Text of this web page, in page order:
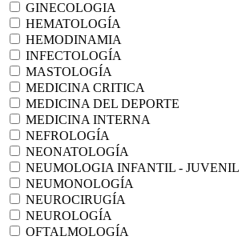
GINECOLOGIA
HEMATOLOGÍA
HEMODINAMIA
INFECTOLOGÍA
MASTOLOGÍA
MEDICINA CRITICA
MEDICINA DEL DEPORTE
MEDICINA INTERNA
NEFROLOGÍA
NEONATOLOGÍA
NEUMOLOGIA INFANTIL - JUVENIL
NEUMONOLOGÍA
NEUROCIRUGÍA
NEUROLOGÍA
OFTALMOLOGÍA